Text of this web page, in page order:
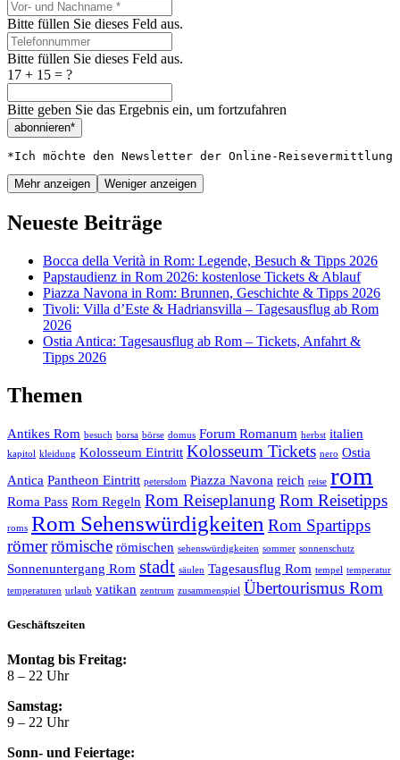
Bitte füllen Sie dieses Feld aus.
Bitte füllen Sie dieses Feld aus.
17 + 15 = ?
Bitte geben Sie das Ergebnis ein, um fortzufahren
abonnieren*
*Ich möchte den Newsletter der Online-
Mehr anzeigen Weniger anzeigen
Neueste Beiträge
Bocca della Verità in Rom: Legende, Besuch & Tipps 2026
Papstaudienz in Rom 2026: kostenlose Tickets & Ablauf
Piazza Navona in Rom: Brunnen, Geschichte & Tipps 2026
Tivoli: Villa d’Este & Hadriansvilla – Tagesausflug ab Rom
2026
Ostia Antica: Tagesausflug ab Rom – Tickets, Anfahrt &
Tipps 2026
Themen
Antikes Rom besuch borsa börse domus Forum Romanum herbst italien
kapitol kleidung Kolosseum Eintritt Kolosseum Tickets nero Ostia
Antica Pantheon Eintritt petersdom Piazza Navona reich reise rom
Roma Pass Rom Regeln Rom Reiseplanung Rom Reisetipps
roms Rom Sehenswürdigkeiten Rom Spartipps
römerrömische römischen sehenswürdigkeiten sommer sonnenschutz
Sonnenuntergang Rom stadt säulen Tagesausflug Rom tempel temperatur
temperaturen urlaub vatikan zentrum zusammenspiel Übertourismus Rom
Geschäftszeiten
Montag bis Freitag:
8 – 22 Uhr
Samstag:
9 – 22 Uhr
Sonn- und Feiertage: